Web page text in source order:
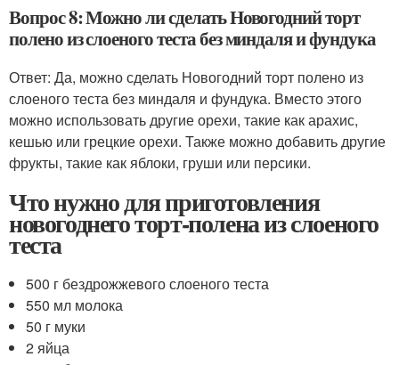
Вопрос 8: Можно ли сделать Новогодний торт
полено из слоеного теста без миндаля и фундука
Ответ: Да, можно сделать Новогодний торт полено из
слоеного теста без миндаля и фундука. Вместо этого
можно использовать другие орехи, такие как арахис,
кешью или грецкие орехи. Также можно добавить другие
фрукты, такие как яблоки, груши или персики.
Что нужно для приготовления
новогоднего торт-полена из слоеного
теста
500 г бездрожжевого слоеного теста
550 мл молока
50 г муки
2 яйца